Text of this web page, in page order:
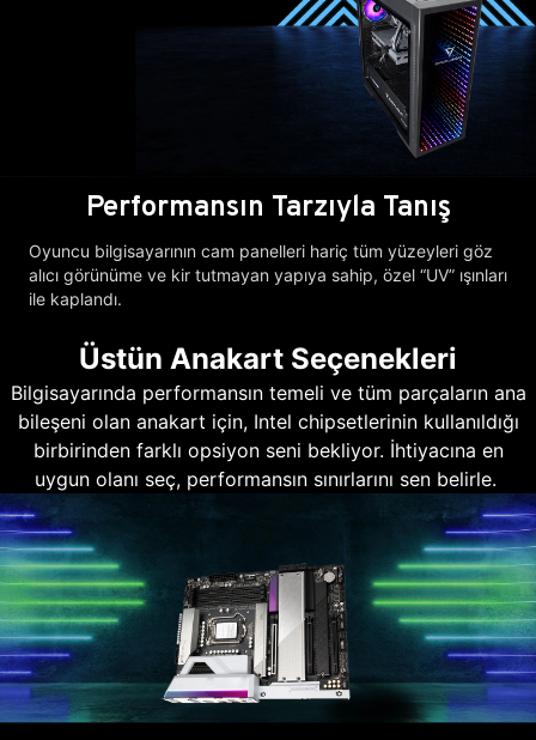
Performansın Tarzıyla Tanış
Oyuncu bilgisayarının cam panelleri hariç tüm yüzeyleri göz
alıcı görünüme ve kir tutmayan yapıya sahip, özel “UV” ışınları
ile kaplandı.
Üstün Anakart Seçenekleri
Bilgisayarında performansın temeli ve tüm parçaların ana
bileşeni olan anakart için, Intel chipsetlerinin kullanıldığı
birbirinden farklı opsiyon seni bekliyor. İhtiyacına en
uygun olanı seç, performansın sınırlarını sen belirle.